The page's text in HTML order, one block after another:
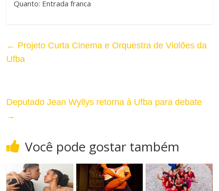
e
o
e
Quanto: Entrada franca
← Projeto Curta Cinema e Orquestra de Violões da
Ufba
Deputado Jean Wyllys retorna à Ufba para debate
→
Você pode gostar também